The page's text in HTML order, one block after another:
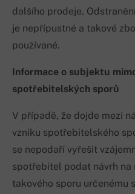
dalšího prodeje.
je nepřípustné a takové
používané.
Informace o subjektu
spotřebitelských sporů
V případě, že dojde mezi
vzniku spotřebitelského
se nepodaří vyřešit
spotřebitel podat návrh na
takového sporu určenému